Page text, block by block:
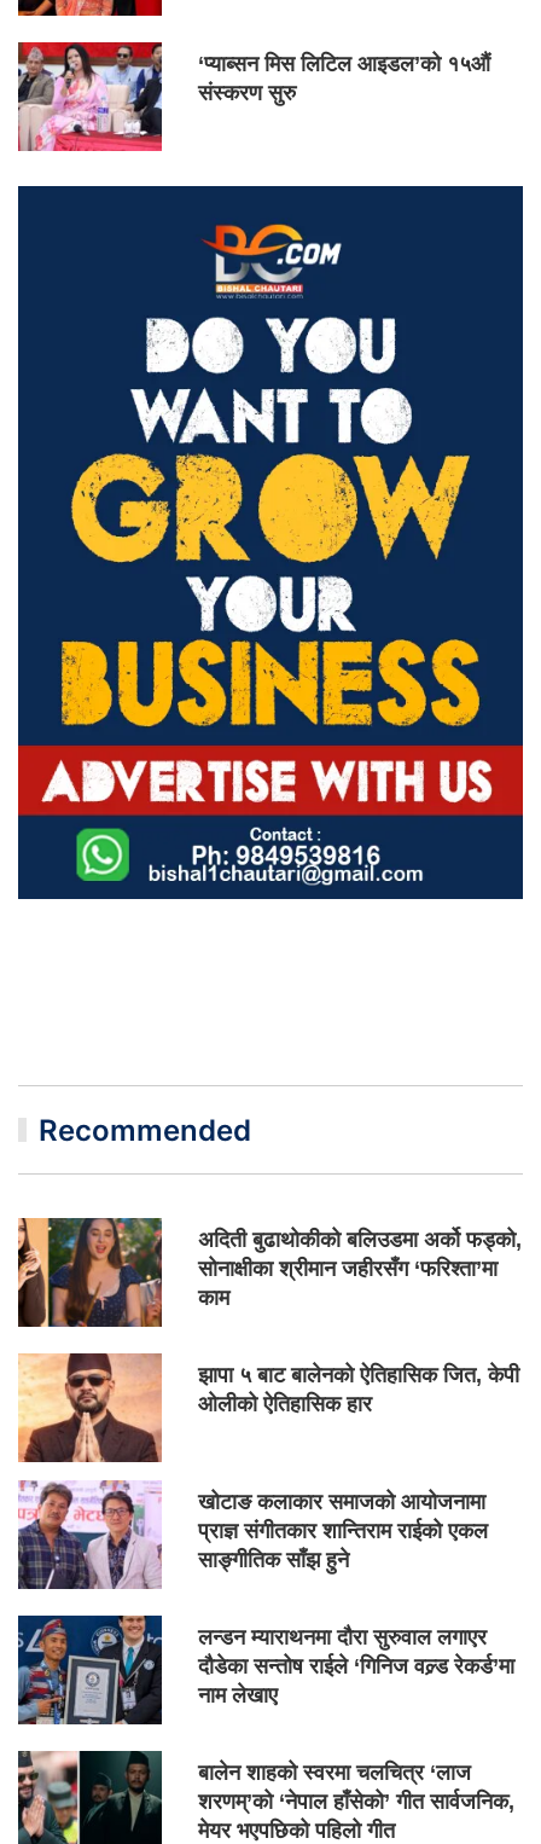
‘प्याब्सन मिस लिटिल आइडल’को १५औं
संस्करण सुरु
Recommended
अदिती बुढाथोकीको बलिउडमा अर्को फड्को,
सोनाक्षीका श्रीमान जहीरसँग ‘फरिश्ता’मा
काम
झापा ५ बाट बालेनको ऐतिहासिक जित, केपी
ओलीको ऐतिहासिक हार
खोटाङ कलाकार समाजको आयोजनामा
प्राज्ञ संगीतकार शान्तिराम राईको एकल
साङ्गीतिक साँझ हुने
लन्डन म्याराथनमा दौरा सुरुवाल लगाएर
दौडेका सन्तोष राईले ‘गिनिज वल्र्ड रेकर्ड’मा
नाम लेखाए
बालेन शाहको स्वरमा चलचित्र ‘लाज
शरणम्’को ‘नेपाल हाँसेको’ गीत सार्वजनिक,
मेयर भएपछिको पहिलो गीत